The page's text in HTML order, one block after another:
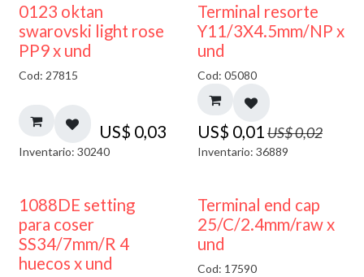
0123 oktan
swarovski light rose
PP9 x und
Cod: 27815
US$ 0,03
Inventario: 30240
50% DESCUENTO
Terminal resorte
Y11/3X4.5mm/NP x
und
Cod: 05080
US$ 0,01 US$0,02
Inventario: 36889
1088DE setting
para coser
SS34/7mm/R 4
huecos x und
Terminal end cap
25/C/2.4mm/raw x
und
Cod: 17590